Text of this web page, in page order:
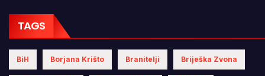
TAGS
BiH Borjana Krišto Branitelji Briješka Zvona